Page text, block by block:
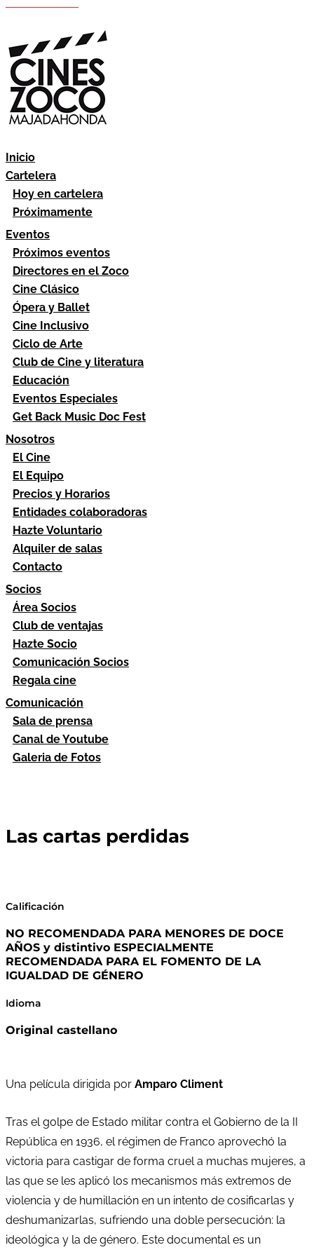
Inicio
Cartelera
Hoy en cartelera
Próximamente
Eventos
Próximos eventos
Directores en el Zoco
Cine Clásico
Ópera y Ballet
Cine Inclusivo
Ciclo de Arte
Club de Cine y literatura
Educación
Eventos Especiales
Get Back Music Doc Fest
Nosotros
El Cine
El Equipo
Precios y Horarios
Entidades colaboradoras
Hazte Voluntario
Alquiler de salas
Contacto
Socios
Área Socios
Club de ventajas
Hazte Socio
Comunicación Socios
Regala cine
Comunicación
Sala de prensa
Canal de Youtube
Galeria de Fotos
Las cartas perdidas
Calificación
NO RECOMENDADA PARA MENORES DE DOCE
AÑOS y distintivo ESPECIALMENTE
RECOMENDADA PARA EL FOMENTO DE LA
IGUALDAD DE GÉNERO
Idioma
Original castellano
Una película dirigida por Amparo Climent
Tras el golpe de Estado militar contra el Gobierno de la II
República en 1936, el régimen de Franco aprovechó la
victoria para castigar de forma cruel a muchas mujeres, a
las que se les aplicó los mecanismos más extremos de
violencia y de humillación en un intento de cosificarlas y
deshumanizarlas, sufriendo una doble persecución: la
ideológica y la de género. Este documental es un